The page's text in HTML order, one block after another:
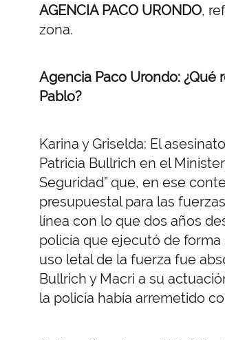
AGENCIA PACO URONDO,
zona.
Agencia Paco Urondo:
Pablo?
Karina y Griselda: El
Patricia Bullrich en el
Seguridad” que, en ese
presupuestal para las
línea con lo que dos años
policía que ejecutó de
uso letal de la fuerza fue
Bullrich y Macri a su
la policía había arremetido